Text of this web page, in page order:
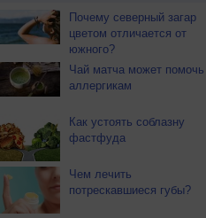
Почему северный загар
цветом отличается от
южного?
Чай матча может помочь
аллергикам
Как устоять соблазну
фастфуда
Чем лечить
потрескавшиеся губы?